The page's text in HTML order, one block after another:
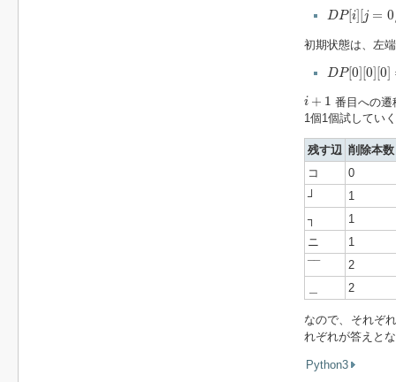
DP[i j = 0
DP[i][j= /
初期状態は、左
DP[0][0][0]
DP[0][0][0]=
i + 1
+ 1
番目への遷
1個1個試してい
残す辺 削除本数
コ
0
┘
1
┐
1
ニ
1
¯¯
2
2
なので、それぞ
れぞれが答えと
Python3